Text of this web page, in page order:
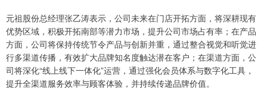
元祖股份总经理张乙涛表示，公司未来在门店开拓方面，将深耕现有
优势区域，积极开拓南部等潜力市场，提升公司市场占有率；在产品
方面，公司将保持传统节令产品与创新并重，通过整合视觉和听觉进
行多渠道传播，有效扩大品牌知名度触达潜在客户；在渠道方面，公
司将深化“线上线下一体化”运营，通过强化会员体系与数字化工具，
提升全渠道服务效率与顾客体验，并持续传递品牌价值。